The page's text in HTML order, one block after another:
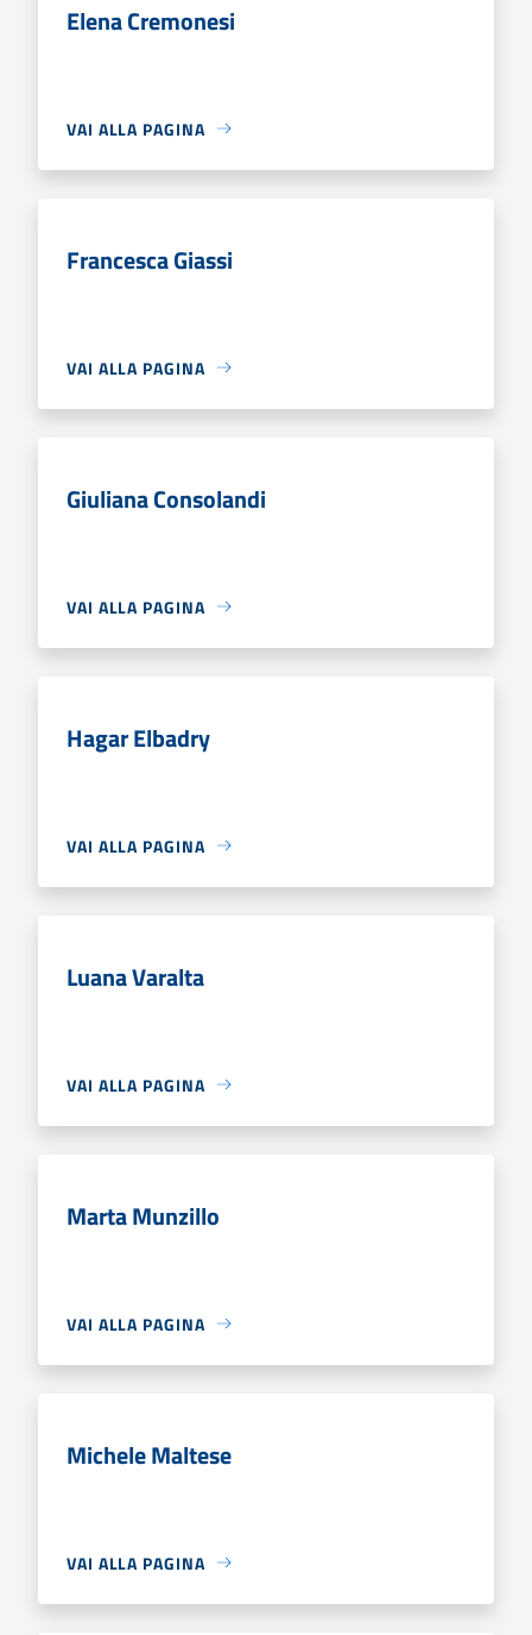
Elena Cremonesi
VAI ALLA PAGINA
Francesca Giassi
VAI ALLA PAGINA
Giuliana Consolandi
VAI ALLA PAGINA
Hagar Elbadry
VAI ALLA PAGINA
Luana Varalta
VAI ALLA PAGINA
Marta Munzillo
VAI ALLA PAGINA
Michele Maltese
VAI ALLA PAGINA